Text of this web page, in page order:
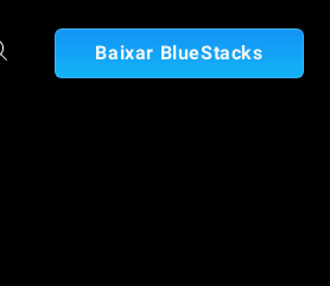
Baixar BlueStacks